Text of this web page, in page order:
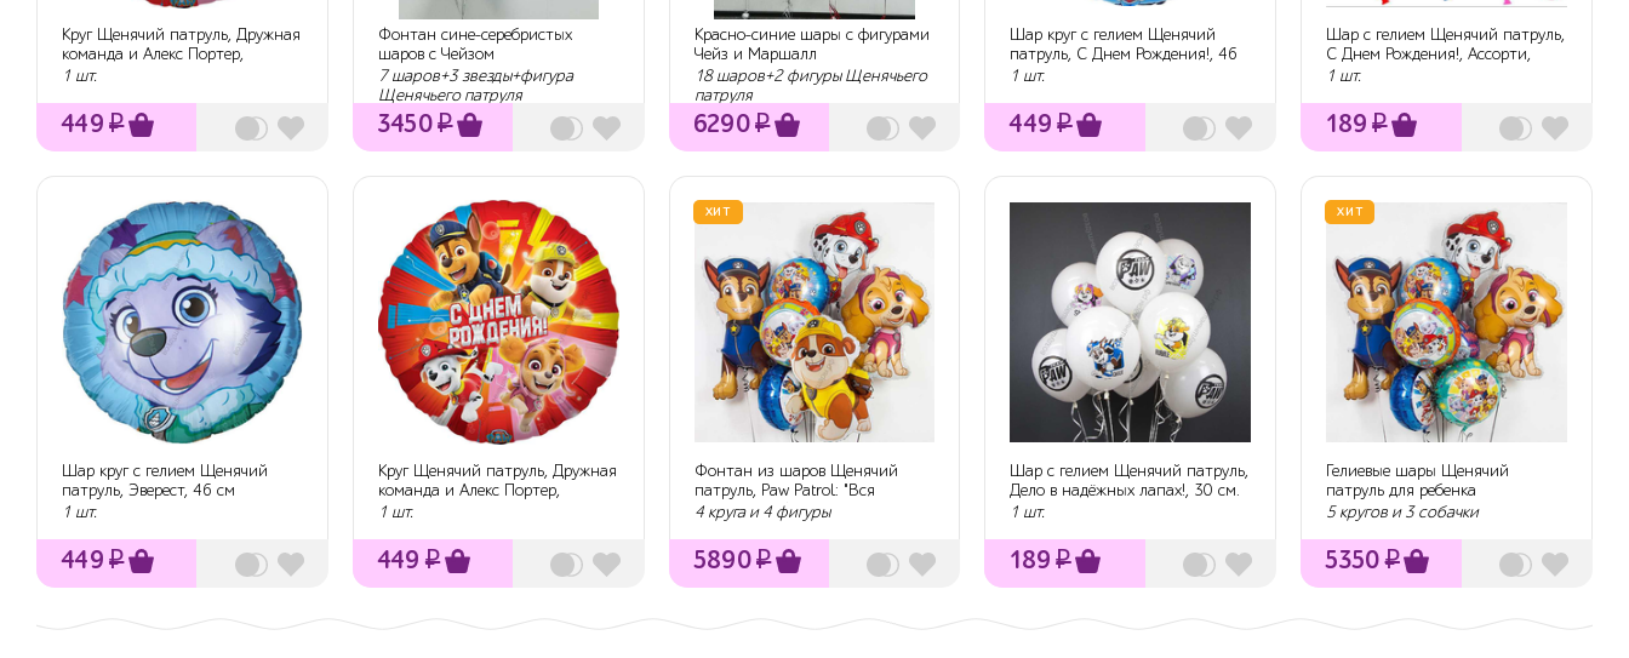
Круг Щенячий патруль, Дружная
команда и Алекс Портер,
Красный,...
1 шт.
449 ₽
Фонтан сине-серебристых
шаров с Чейзом
7 шаров+3 звезды+фигура
Щенячьего патруля
3450₽
Красно-синие шары с фигурами
Чейз и Маршалл
18 шаров+2 фигуры Щенячьего
патруля
6290₽
Шар круг с гелием Щенячий
патруль, С Днем Рождения!, 46
см
1 шт.
449 ₽
Шар с гелием Щенячий патруль,
С Днем Рождения!, Ассорти,
пасте...
1 шт.
189 ₽
Шар круг с гелием Щенячий
патруль, Эверест, 46 см
1 шт.
449 ₽
Круг Щенячий патруль, Дружная
команда и Алекс Портер,
Красный,...
1 шт.
449 ₽
ХИТ
Фонтан из шаров Щенячий
патруль, Paw Patrol: "Вся
команда в сб...
4 круга и 4 фигуры
5890₽
Шар с гелием Щенячий патруль,
Дело в надёжных лапах!, 30 см.
1 шт.
189 ₽
ХИТ
Гелиевые шары Щенячий
патруль для ребенка
5 кругов и 3 собачки
5350₽